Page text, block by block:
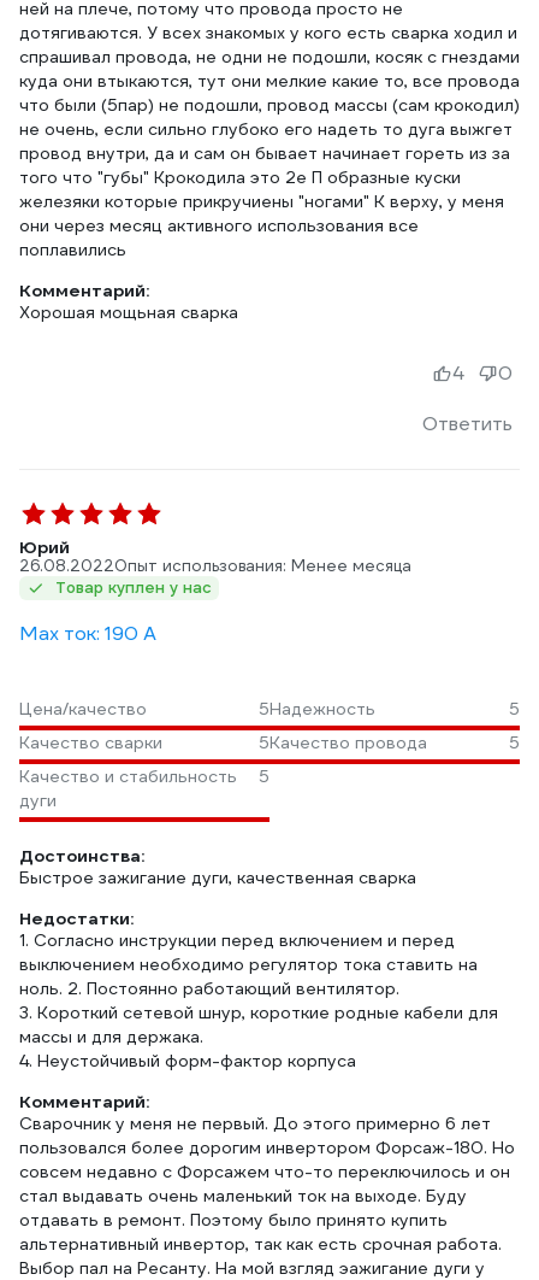
ней на плече, потому что провода просто не
дотягиваются. У всех знакомых у кого есть сварка ходил и
спрашивал провода, не одни не подошли, косяк с гнездами
куда они втыкаются, тут они мелкие какие то, все провода
что были (5пар) не подошли, провод массы (сам крокодил)
не очень, если сильно глубоко его надеть то дуга выжгет
провод внутри, да и сам он бывает начинает гореть из за
того что "губы" Крокодила это 2е П образные куски
железяки которые прикручиены "ногами" К верху, у меня
они через месяц активного использования все
поплавились
Комментарий:
Хорошая мощьная сварка
Ответить
4 0
Юрий
26.08.2022Опыт использования: Менее месяца
Товар куплен у нас
Max ток: 190 А
Цена/качество 5Надежность
5
Качество сварки
5Качество провода
5
Качество и стабильность
дуги
5
Достоинства:
Быстрое зажигание дуги, качественная сварка
Недостатки:
1. Согласно инструкции перед включением и перед
выключением необходимо регулятор тока ставить на
ноль. 2. Постоянно работающий вентилятор.
3. Короткий сетевой шнур, короткие родные кабели для
массы и для держака.
4. Неустойчивый форм-фактор корпуса
Комментарий:
Сварочник у меня не первый. До этого примерно 6 лет
пользовался более дорогим инвертором Форсаж-180. Но
совсем недавно с Форсажем что-то переключилось и он
стал выдавать очень маленький ток на выходе. Буду
отдавать в ремонт. Поэтому было принято купить
альтернативный инвертор, так как есть срочная работа.
Выбор пал на Ресанту. На мой взгляд эажигание дуги у